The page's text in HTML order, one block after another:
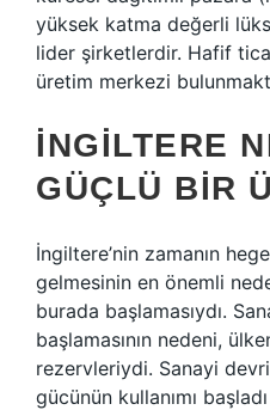
yüksek katma değerli
lider şirketlerdir. Hafif
üretim merkezi
İNGILTERE
GÜÇLÜ BIR
İngiltere’nin zamanın
gelmesinin en önemli
burada başlamasıydı.
başlamasının nedeni,
rezervleriydi. Sanayi
gücünün kullanımı